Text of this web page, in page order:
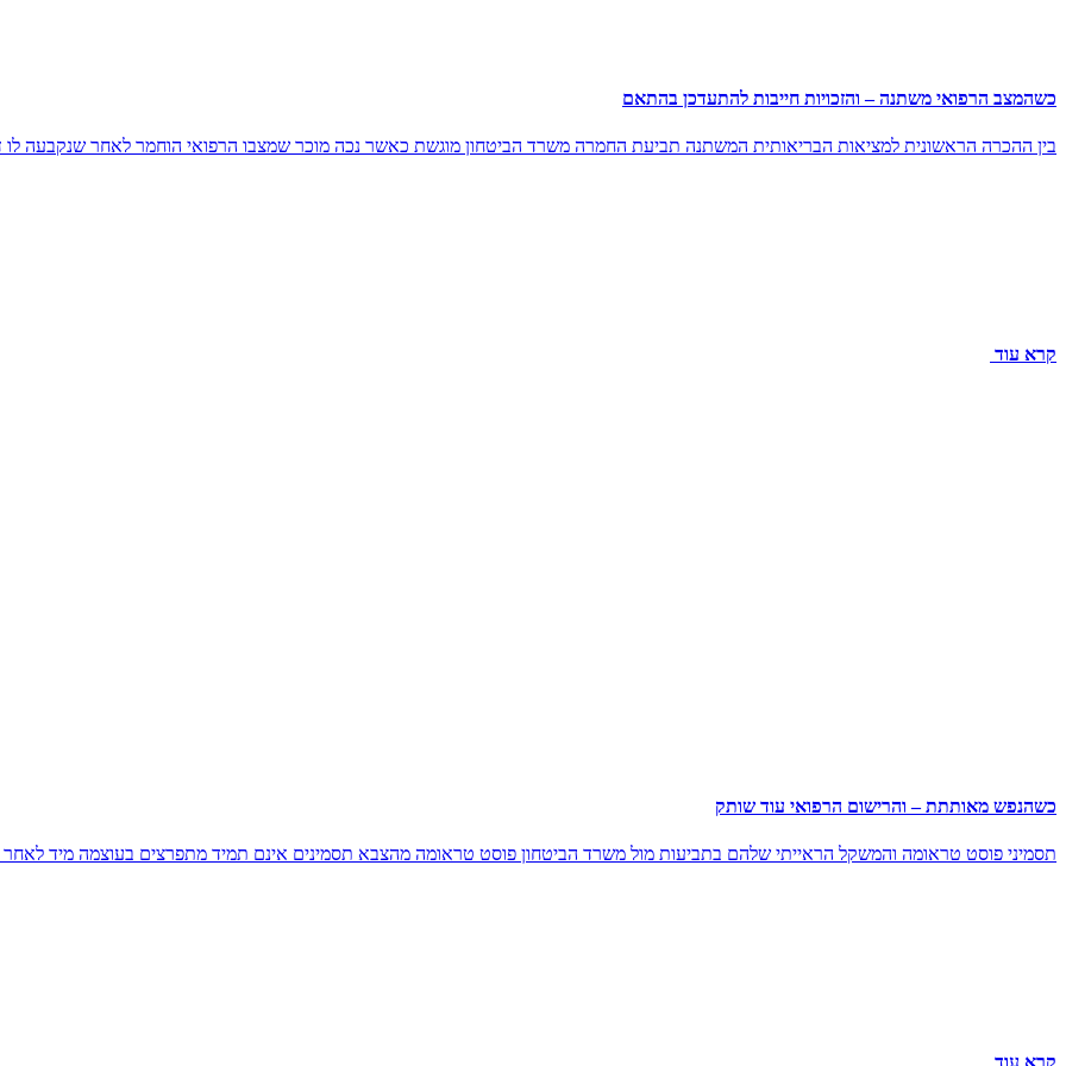
כשהמצב הרפואי משתנה – והזכויות חייבות להתעדכן בהתאם
בין ההכרה הראשונית למציאות הבריאותית המשתנה תביעת החמרה משרד הביטחון מוגשת כאשר נכה מוכר שמצבו הרפואי הוחמר לאחר שנקבעה לו
קרא עוד
כשהנפש מאותתת – והרישום הרפואי עוד שותק
תסמיני פוסט טראומה והמשקל הראייתי שלהם בתביעות מול משרד הביטחון פוסט טראומה מהצבא תסמינים אינם תמיד מתפרצים בעוצמה מיד לאחר
קרא עוד